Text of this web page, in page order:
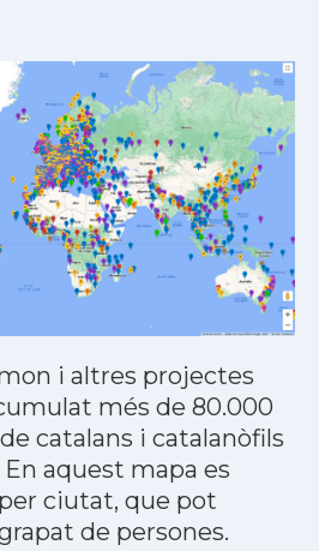
i altres projectes
més de 80.000
catalans i catalanòfils
aquest mapa es
ciutat, que pot
de persones.